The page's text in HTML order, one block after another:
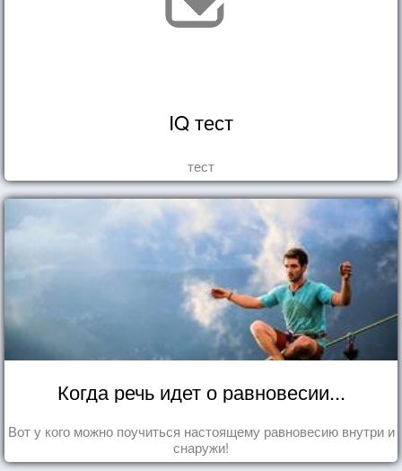
IQ тест
тест
Когда речь идет о равновесии...
Вот у кого можно поучиться настоящему равновесию внутри и
снаружи!